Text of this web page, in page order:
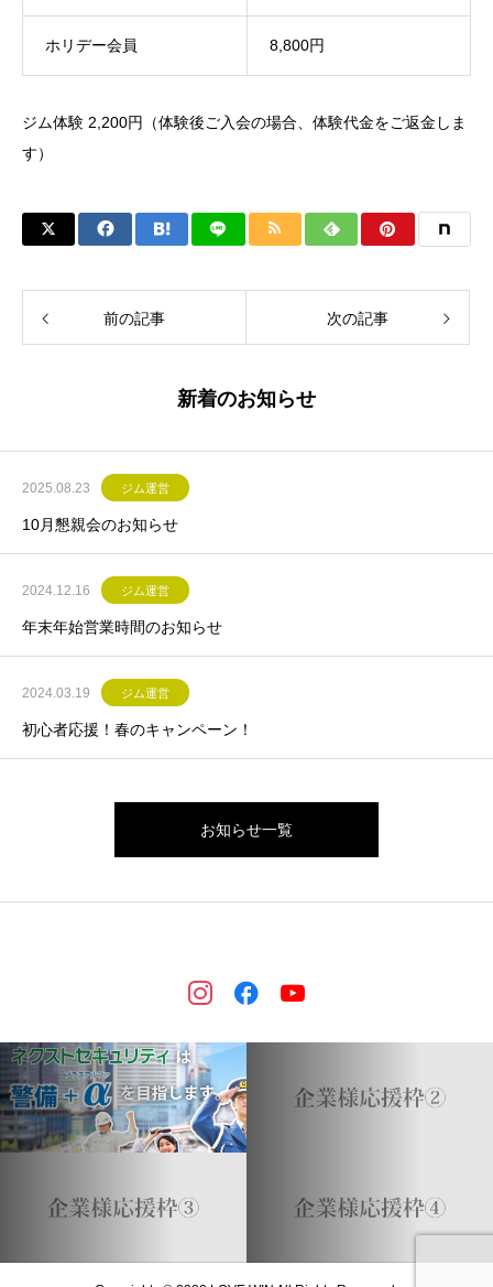
ホリデー会員 8,800円
ジム体験 2,200円（体験後ご入会の場合、体験代金をご返金しま
す）
前の記事 次の記事
新着のお知らせ
2025.08.23 ジム運営
10月懇親会のお知らせ
2024.12.16 ジム運営
年末年始営業時間のお知らせ
2024.03.19 ジム運営
初心者応援！春のキャンペーン！
お知らせ一覧